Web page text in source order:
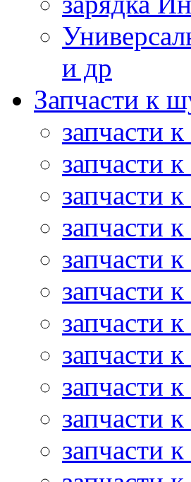
и др
Запчасти к
запчасти
запчасти
запчасти
запчасти
запчасти
запчасти
запчасти
запчасти
запчасти
запчасти
запчасти